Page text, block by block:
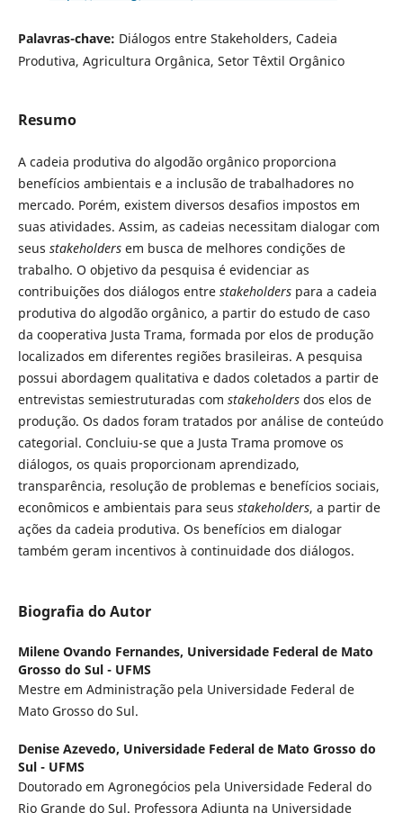
Palavras-chave: Diálogos entre Stakeholders, Cadeia
Produtiva, Agricultura Orgânica, Setor Têxtil Orgânico
Resumo
A cadeia produtiva do algodão orgânico proporciona
benefícios ambientais e a inclusão de trabalhadores no
mercado. Porém, existem diversos desafios impostos em
suas atividades. Assim, as cadeias necessitam dialogar com
seus stakeholdersem busca de melhores condições de
trabalho. O objetivo da pesquisa é evidenciar as
contribuições dos diálogos entre stakeholderspara a cadeia
produtiva do algodão orgânico, a partir do estudo de caso
da cooperativa Justa Trama, formada por elos de produção
localizados em diferentes regiões brasileiras. A pesquisa
possui abordagem qualitativa e dados coletados a partir de
entrevistas semiestruturadas com stakeholdersdos elos de
produção. Os dados foram tratados por análise de conteúdo
categorial. Concluiu-se que a Justa Trama promove os
diálogos, os quais proporcionam aprendizado,
transparência, resolução de problemas e benefícios sociais,
econômicos e ambientais para seus stakeholders, a partir de
ações da cadeia produtiva. Os benefícios em dialogar
também geram incentivos à continuidade dos diálogos.
Biografia do Autor
Milene Ovando Fernandes, Universidade Federal de Mato
Grosso do Sul - UFMS
Mestre em Administração pela Universidade Federal de
Mato Grosso do Sul.
Denise Azevedo, Universidade Federal de Mato Grosso do
Sul - UFMS
Doutorado em Agronegócios pela Universidade Federal do
Rio Grande do Sul. Professora Adjunta na Universidade